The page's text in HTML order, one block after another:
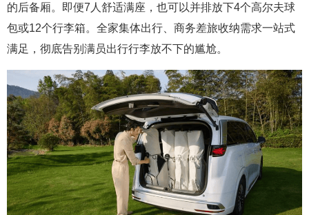
的后备厢。即便7人舒适满座，也可以并排放下4个高尔夫球
包或12个行李箱。全家集体出行、商务差旅收纳需求一站式
满足，彻底告别满员出行行李放不下的尴尬。